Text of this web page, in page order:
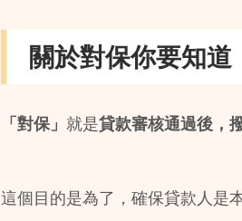
關於對保你要知道
「對保」 就是貸款審核通過後，
這個目的是為了，確保貸款人是